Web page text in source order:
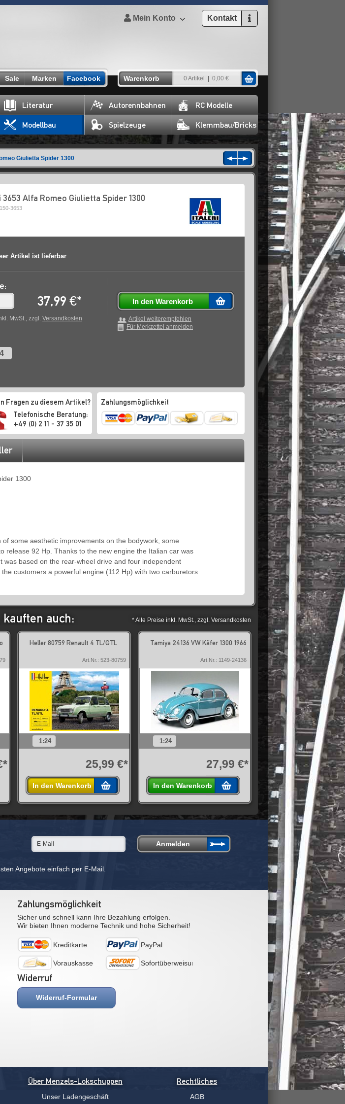
Mein Konto Kontakt
Sale Marken Facebook Warenkorb 0 Artikel 0,00 €
Literatur Autorennbahnen RC Modelle
Modellbau Spielzeuge Klemmbau/Bricks
Giulietta Spider 1300
Alfa Romeo Giulietta Spider 1300
3653
Artikel ist lieferbar
37,99 €*
MwSt., zzgl. Versandkosten
In den Warenkorb
Artikel weiterempfehlen
Für Merkzettel anmelden
Fragen zu diesem Artikel?
Telefonische Beratung:
+49 (0) 2 11 - 37 35 01
Zahlungsmöglichkeit
1300
some aesthetic improvements on the bodywork, some
release 92 Hp. Thanks to the new engine the Italian car was
based on the rear-wheel drive and four independent
customers a powerful engine (112 Hp) with two carburetors
auch: * Alle Preise inkl. MwSt., zzgl. Versandkosten
Heller 80759 Renault 4 TL/GTL
Art.Nr.: 523-80759
1:24
25,99 €*
In den Warenkorb
Tamiya 24136 VW Käfer 1300 1966
Art.Nr.: 1149-24136
1:24
27,99 €*
In den Warenkorb
Angebote einfach per E-Mail.
Zahlungsmöglichkeit
Sicher und schnell kann Ihre Bezahlung erfolgen.
Wir bieten Ihnen moderne Technik und hohe Sicherheit!
Kreditkarte PayPal
Vorauskasse Sofortüberweisung
Widerruf
Widerruf-Formular
Über Menzels-Lokschuppen
Unser Ladengeschäft
Rechtliches
AGB